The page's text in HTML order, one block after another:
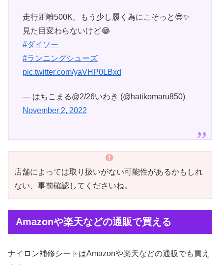
走行距離500K。もう少し履く為にこそっと😎✨
見た目変わらないけど😂
#ダイソー
#ランニングシューズ
pic.twitter.com/yaVHP0LBxd
— はちこまる@2/26いわき (@hatikomaru850)
November 2, 2022
店舗によっては取り扱いがない可能性があるかもしれ
ない、事前確認してくださいね。
Amazonや楽天などの通販で買える
ナイロン補修シートはAmazonや楽天などの通販でも買え